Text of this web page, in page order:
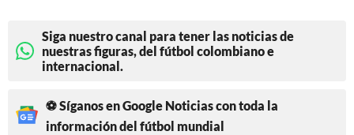
Siga nuestro canal para tener las noticias de
nuestras figuras, del fútbol colombiano e
internacional.
⚽ Síganos en Google Noticias con toda la
información del fútbol mundial